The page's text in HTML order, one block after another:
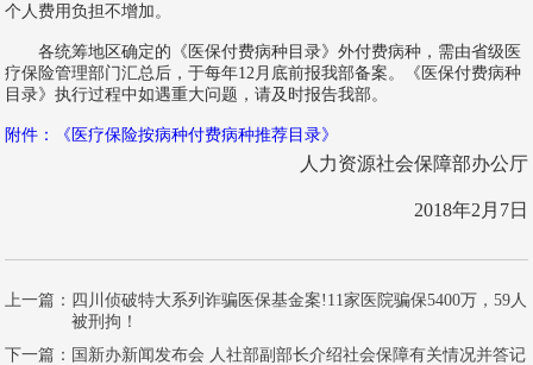
个人费用负担不增加。
各统筹地区确定的《医保付费病种目录》外付费病种，需由省级医
疗保险管理部门汇总后，于每年12月底前报我部备案。《医保付费病种
目录》执行过程中如遇重大问题，请及时报告我部。
附件：《医疗保险按病种付费病种推荐目录》
人力资源社会保障部办公厅
2018年2月7日
上一篇： 四川侦破特大系列诈骗医保基金案!11家医院骗保5400万，59人
被刑拘！
下一篇： 国新办新闻发布会 人社部副部长介绍社会保障有关情况并答记